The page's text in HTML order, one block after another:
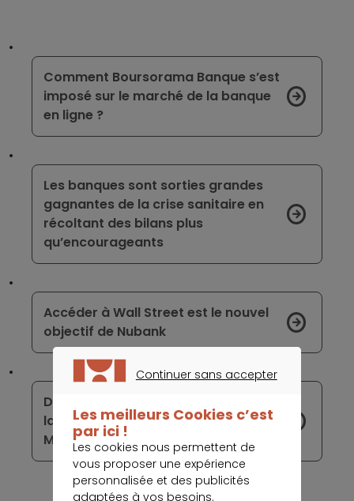
Comment Boursorama Banque s’est
imposé sur le marché de la banque
en ligne ?
Les banques sont sorties grandes
gagnantes de la crise sanitaire en
récoltant des bilans plus
qu’encourageants
Accéder à Wall Street est le nouvel
objectif de Nubank
Deux trophées remportés marquent
la 15ème année d’existence de
Monabanq
Continuer sans accepter
Les meilleurs Cookies c’est
par ici !
Les cookies nous permettent de
vous proposer une expérience
personnalisée et des publicités
adaptées à vos besoins.